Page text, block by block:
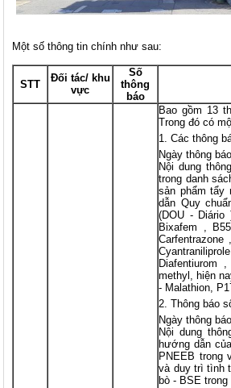
Một số thông tin chính như sau:
STT
Đối tác/ khu
vực
Số
thông
báo
Bao gồm 13
Trong đó có
Các thông
Ngày thông
Nội dung
trong danh
sản phẩm tẩy
dẫn Quy
(DOU -
Bixafem ,
Carfentrazone
Diafentiurom
methyl, hiện
- Malathion,
Thông báo
Ngày thông
Nội dung
hướng dẫn
PNEEB trong
và duy trì tình
bò - BSE